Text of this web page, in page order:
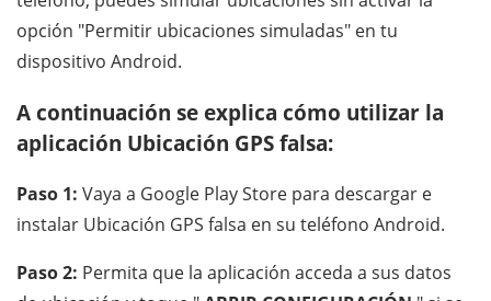
opción "Permitir ubicaciones simuladas" en tu
dispositivo Android.
A continuación se explica cómo utilizar la
aplicación Ubicación GPS falsa:
Paso 1: Vaya a Google Play Store para descargar e
instalar Ubicación GPS falsa en su teléfono Android.
Paso 2: Permita que la aplicación acceda a sus datos